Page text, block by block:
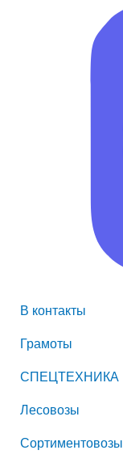
В контакты
Грамоты
СПЕЦТЕХНИКА
Лесовозы
Сортиментовозы